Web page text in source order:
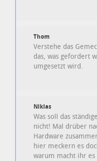
Thom
Verstehe das
das, was gefordert
umgesetzt wird.
Niklas
Was soll das
nicht! Mal drüber
Hardware
hier meckern es
warum macht ihr